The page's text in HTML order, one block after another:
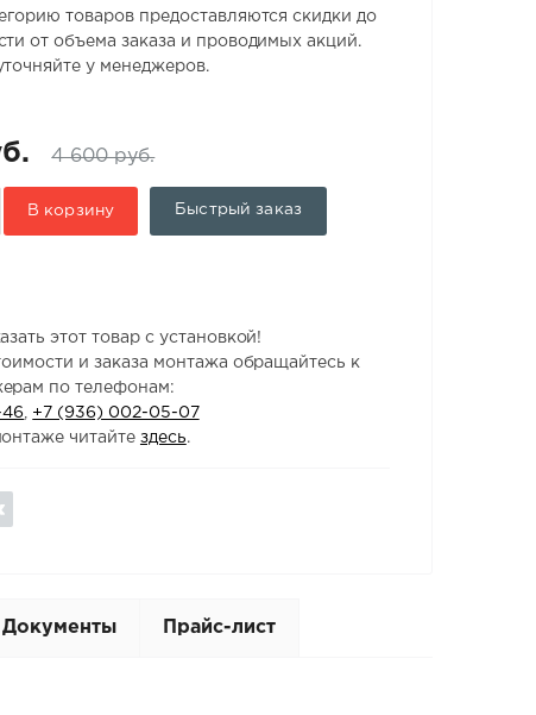
товаров предоставляются скидки до
от объема заказа и проводимых акций.
у менеджеров.
4 600 руб.
В корзину Быстрый заказ
этот товар с установкой!
и заказа монтажа обращайтесь к
по телефонам:
+7 (936) 002-05-07
читайте здесь.
Документы Прайс-лист